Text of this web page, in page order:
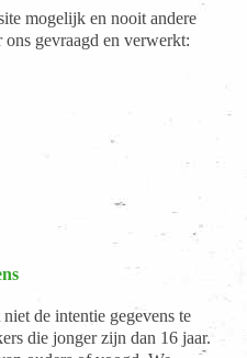
mogelijk en nooit andere
ons gevraagd en verwerkt:
de intentie gegevens te
die jonger zijn dan 16 jaar.